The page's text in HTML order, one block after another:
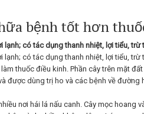
bệnh tốt hơn
lạnh; có tác dụng thanh nhiệt, lợi tiểu,
lạnh; có tác dụng thanh nhiệt, lợi tiểu,
thuốc điều kinh. Phần cây trên mặt
được dùng trị ho và các bệnh về đường
nơi hái lá nấu canh. Cây mọc hoang